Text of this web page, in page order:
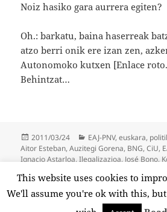
Noiz hasiko gara aurrera egiten?
Oh.: barkatu, baina haserreak
atzo berri onik ere izan zen,
Autonomoko kutxen [Enlace
Behintzat…
Posted
on
2011/03/24 Categories
EAJ-PNV,euskara,
Aitor Esteban,Auzitegi Gorena, BNG,CiU,
Ignacio Astarloa,Ilegalizazioa, José Bono,
Sortu,UPyD 2 Commentson
This website uses cookies to
We'll assume you're ok with this,